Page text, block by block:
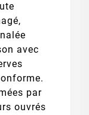
avec
par
ouvrés